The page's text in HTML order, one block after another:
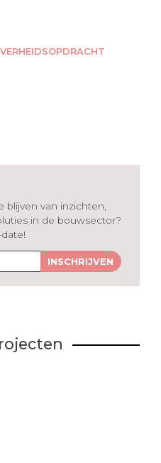
van inzichten,
in de bouwsector?
INSCHRIJVEN